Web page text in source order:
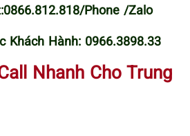
0866.812.818/Phone /Zalo
Khách Hành: 0966.3898.33
Nhanh Cho Trung